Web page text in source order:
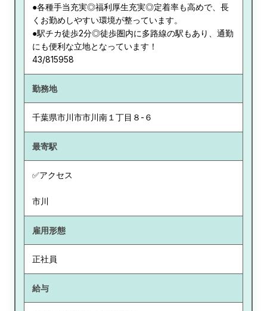
●各種手当充実◎福利厚生充実◎定着率も高めで、長
くお勤めしやすい環境が整っています。
●駅チカ徒歩2分◎徒歩圏内に多路線の駅もあり、通勤
にも便利な立地となっています！
43/815958
勤務地
千葉県市川市市川南１丁目８-６
最寄駅
✅アクセス
市川
雇用形態
正社員
給与